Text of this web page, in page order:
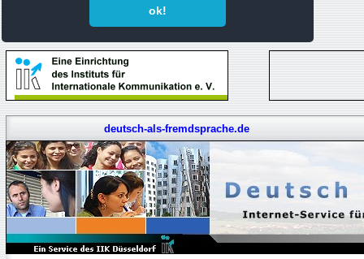
ok!
deutsch-als-fremdsprache.de